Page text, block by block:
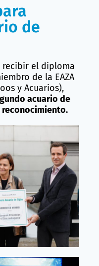
de
el diploma
de la EAZA
y Acuarios),
acuario de
reconocimiento.